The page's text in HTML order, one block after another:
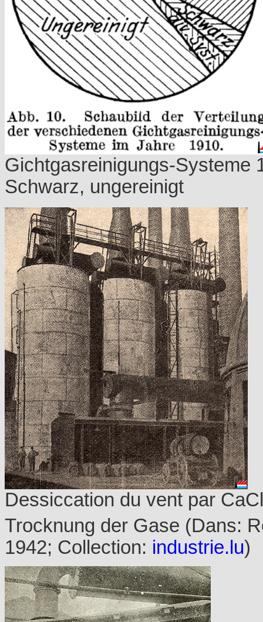
Gichtgasreinigungs-Systeme
Schwarz, ungereinigt
Dessiccation du vent par CaCl
Trocknung der Gase (Dans:
1942; Collection: industrie.lu)